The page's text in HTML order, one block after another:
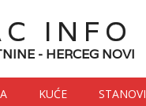
INFO
- HERCEG NOVI
KUĆE STANOVI